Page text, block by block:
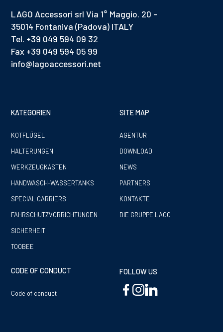
LAGO Accessori srl Via 1° Maggio. 20 -
35014 Fontaniva (Padova) ITALY
Tel. +39 049 594 09 32
Fax +39 049 594 05 99
info@lagoaccessori.net
KATEGORIEN
KOTFLÜGEL
HALTERUNGEN
WERKZEUGKÄSTEN
HANDWASCH-WASSERTANKS
SPECIAL CARRIERS
FAHRSCHUTZVORRICHTUNGEN
SICHERHEIT
TOOBEE
SITE MAP
AGENTUR
DOWNLOAD
NEWS
PARTNERS
KONTAKTE
DIE GRUPPE LAGO
CODE OF CONDUCT
Code of conduct
FOLLOW US